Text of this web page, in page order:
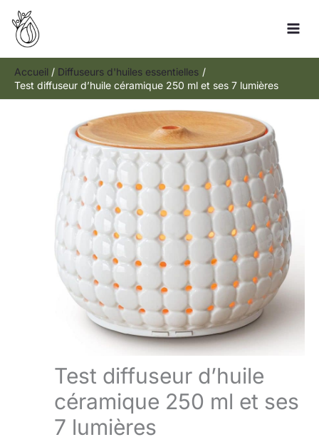
Aller
contenu
Accueil
Diffuseurs d'huiles essentielles
Test diffuseur d’huile céramique 250 ml et ses 7 lumières
Test diffuseur d’huile
céramique 250 ml et ses
7 lumières
Rechercher